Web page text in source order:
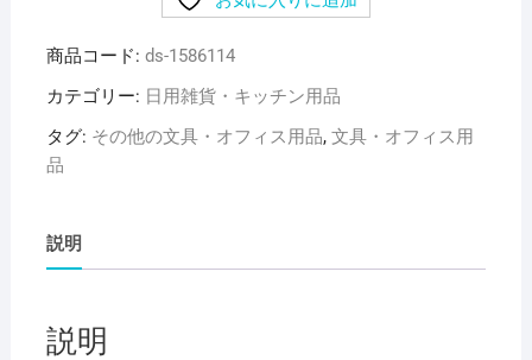
製
紙
は
な
み
白
商品コード: ds-1586114
カテゴリー: 日用雑貨・キッチン用品
タグ: その他の文具・オフィス用品, 文具・オフィス用
品
説明
説明